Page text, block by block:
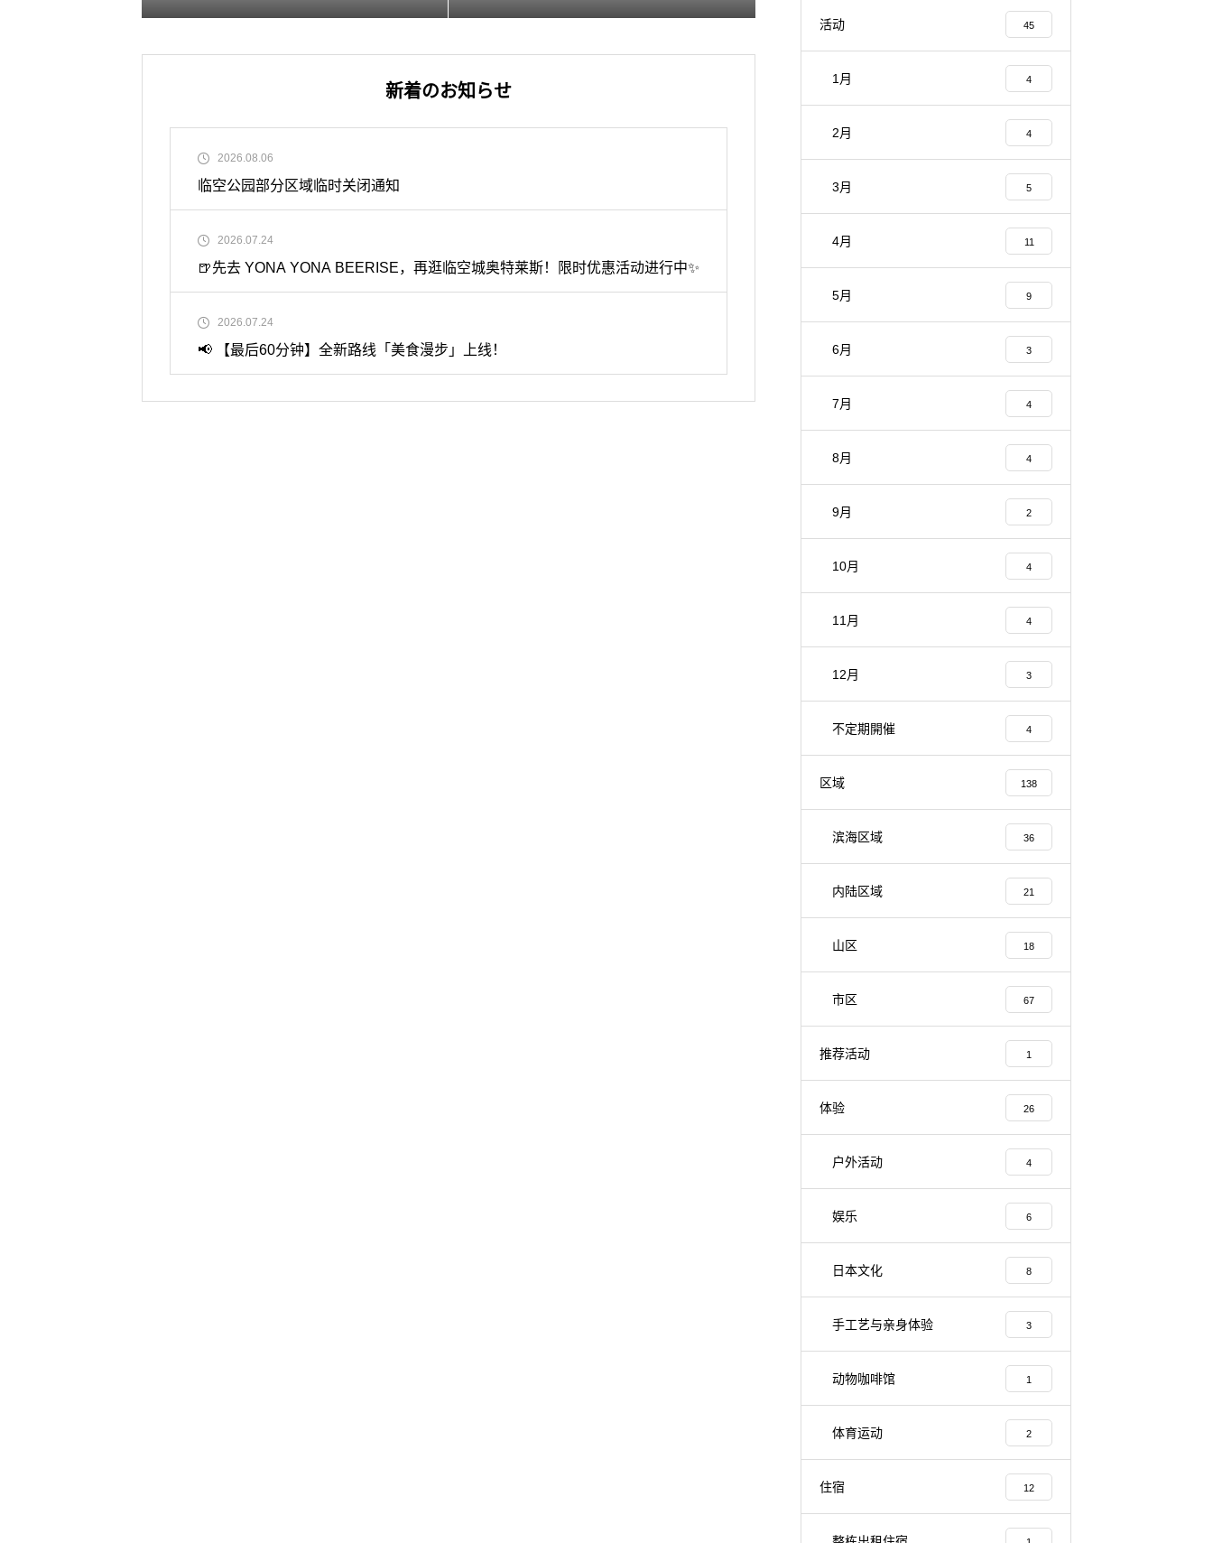
新着のお知らせ
2026.08.06
临空公园部分区域临时关闭通知
2026.07.24
🍺先去 YONA YONA BEERISE，再逛临空城奥特莱斯！限时优惠活动进行中✨
2026.07.24
📢 【最后60分钟】全新路线「美食漫步」上线！
活动 45
1月 4
2月 4
3月 5
4月 11
5月 9
6月 3
7月 4
8月 4
9月 2
10月 4
11月 4
12月 3
不定期開催 4
区域 138
滨海区域 36
内陆区域 21
山区 18
市区 67
推荐活动 1
体验 26
户外活动 4
娱乐 6
日本文化 8
手工艺与亲身体验 3
动物咖啡馆 1
体育运动 2
住宿 12